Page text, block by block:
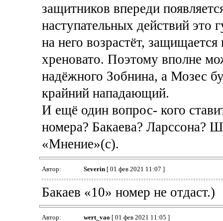
защитников впереди
наступательных действий это
на него возрастёт,
хреновато. Поэтому вполне
надёжного Зобнина, а Мозес
крайний нападающий.
И ещё один вопрос- кого
номера? Бакаева? Ларссона?
«Мнение»(с).
Автор: Severin[ 01 фев 2021 11:07 ]
Бакаев «10» номер не отдаст.)
Автор: wert_vao [ 01 фев 2021 11:05 ]